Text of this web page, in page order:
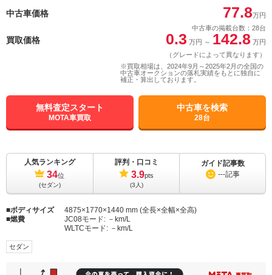
中古車価格 77.8万円
中古車の掲載台数：28台
買取価格 0.3 万円 ～ 142.8 万円
（グレードによって異なります）
※買取相場は、2024年9月～2025年2月の全国の
中古車オークションの落札実績をもとに独自に
補正・算出しております。
無料査定スタート
MOTA車買取
中古車を検索
28台
人気ランキング
34位
(セダン)
評判・口コミ
3.9pts
(3人)
ガイド記事数
---記事
ボディサイズ
4875×1770×1440 mm (全長×全幅×全高)
燃費
JC08モード: －km/L
WLTCモード: －km/L
セダン